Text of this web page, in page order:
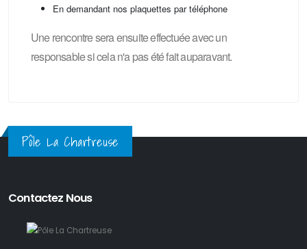
En demandant nos plaquettes par téléphone
Une rencontre sera ensuite effectuée avec un
responsable si cela n'a pas été fait auparavant.
Pôle La Chartreuse
Contactez Nous